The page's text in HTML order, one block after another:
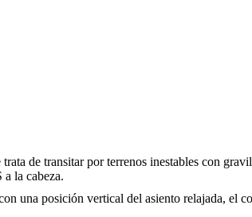
de transitar por terrenos inestables con
la cabeza.
una posición vertical del asiento relajada,